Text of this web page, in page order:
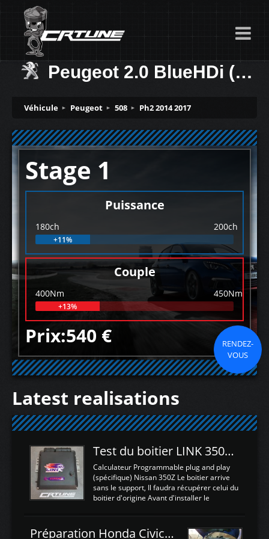
Peugeot 2.0 BlueHDi (EAT6) 180ch
Véhicule Peugeot 508 Ph2 2014 2017
Stage 1
Puissance
180ch 200ch
+11%
Couple
400Nm 450Nm
+13%
Prix:540 €
RENDEZ-
VOUS
Latest realisations
Test du boitier LINK 350Z Plugin ECU
Calculateur Programmable plug and play
(spécifique) Nissan 350Z Le boitier arrive
sans le support, Il faudra récupérer celui du
boitier d'origine Avant d'installer le
d'envoyer l'information de la large bande
Préparation Honda Civic Type R FK2